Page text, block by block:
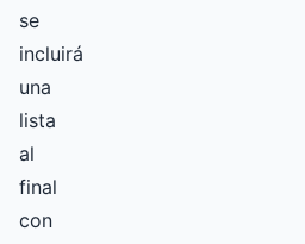
se
incluirá
una
lista
al
final
con